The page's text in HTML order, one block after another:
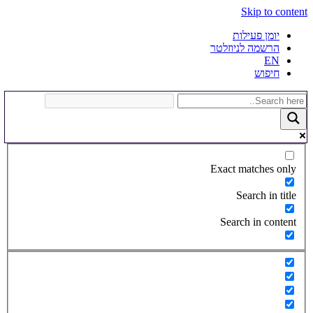
Skip to content
יומן פעילות
הרשמה לניוזלטר
EN
חיפוש
Exact matches only
Search in title
Search in content